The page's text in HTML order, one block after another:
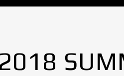
2018